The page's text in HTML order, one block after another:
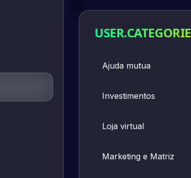
Ajuda mutua
Investimentos
Loja virtual
Marketing e Matriz